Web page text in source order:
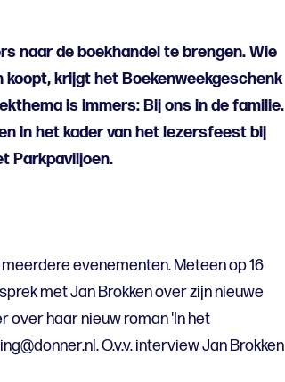
naar de boekhandel te brengen. Wie
koopt, krijgt het Boekenweekgeschenk
is immers: Bij ons in de familie.
in het kader van het lezersfeest bij
Parkpaviljoen.
evenementen. Meteen op 16
met Jan Brokken over zijn nieuwe
over haar nieuw roman 'In het
O.v.v. interview Jan Brokken